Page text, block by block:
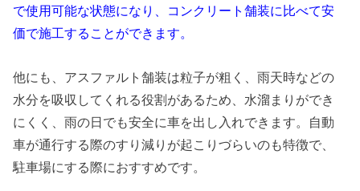
で使用可能な状態になり、コンクリート舗装に比べて安
価で施工することができます。
他にも、アスファルト舗装は粒子が粗く、雨天時などの
水分を吸収してくれる役割があるため、水溜まりができ
にくく、雨の日でも安全に車を出し入れできます。自動
車が通行する際のすり減りが起こりづらいのも特徴で、
駐車場にする際におすすめです。